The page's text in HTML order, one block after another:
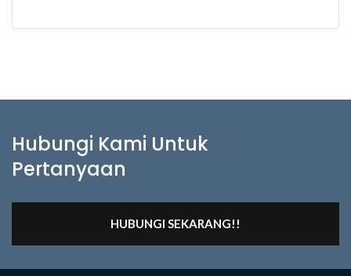
Hubungi Kami Untuk
Pertanyaan
HUBUNGI SEKARANG!!